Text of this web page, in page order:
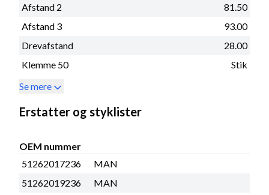
Afstand 2
81.50
Afstand 3
93.00
Drevafstand
28.00
Klemme 50
Stik
Se mere
Erstatter og styklister
OEM nummer
51262017236
MAN
51262019236
MAN